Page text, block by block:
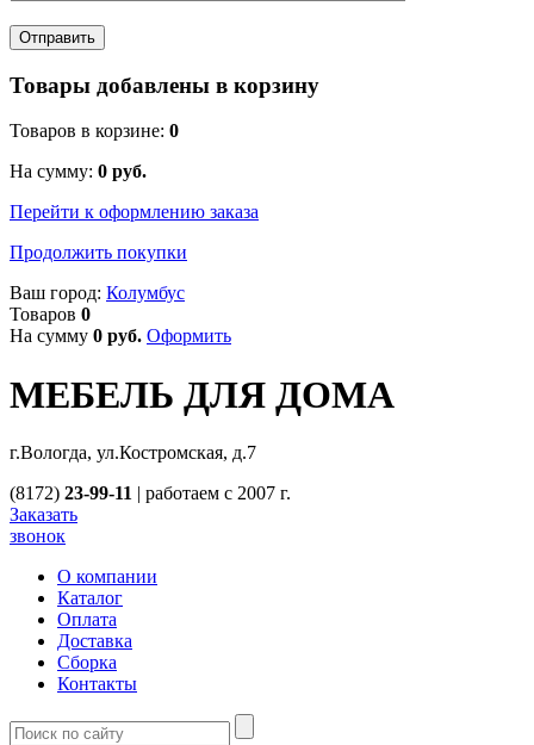
Товары добавлены в корзину
Товаров в корзине: 0
На сумму: 0 руб.
Перейти к оформлению заказа
Продолжить покупки
Ваш город: Колумбус
Товаров 0
На сумму 0 руб. Оформить
МЕБЕЛЬ ДЛЯ ДОМА
г.Вологда, ул.Костромская, д.7
(8172) 23-99-11 | работаем с 2007 г.
Заказать
звонок
О компании
Каталог
Оплата
Доставка
Сборка
Контакты